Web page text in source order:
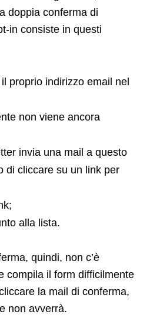
doppia conferma di
in consiste in questi
proprio indirizzo email nel
non viene ancora
invia una mail a questo
di cliccare su un link per
alla lista.
quindi, non c’è
compila il form difficilmente
la mail di conferma,
non avverrà.